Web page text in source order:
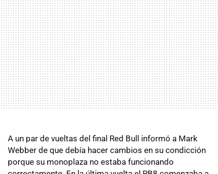
A un par de vueltas del final Red Bull informó a Mark
Webber de que debía hacer cambios en su condicción
porque su monoplaza no estaba funcionando